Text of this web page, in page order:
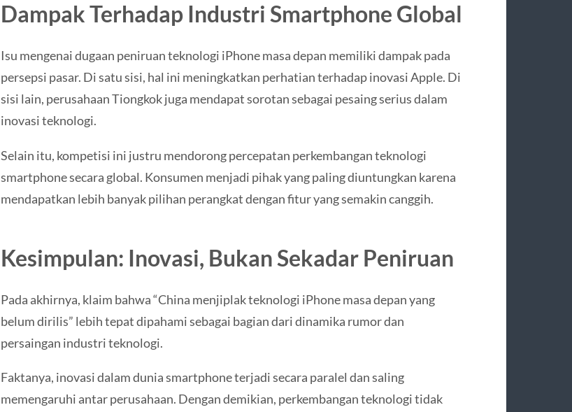
Dampak Terhadap Industri Smartphone Global
Isu mengenai dugaan peniruan teknologi iPhone masa depan memiliki dampak pada
persepsi pasar. Di satu sisi, hal ini meningkatkan perhatian terhadap inovasi Apple. Di
sisi lain, perusahaan Tiongkok juga mendapat sorotan sebagai pesaing serius dalam
inovasi teknologi.
Selain itu, kompetisi ini justru mendorong percepatan perkembangan teknologi
smartphone secara global. Konsumen menjadi pihak yang paling diuntungkan karena
mendapatkan lebih banyak pilihan perangkat dengan fitur yang semakin canggih.
Kesimpulan: Inovasi, Bukan Sekadar Peniruan
Pada akhirnya, klaim bahwa “China menjiplak teknologi iPhone masa depan yang
belum dirilis” lebih tepat dipahami sebagai bagian dari dinamika rumor dan
persaingan industri teknologi.
Faktanya, inovasi dalam dunia smartphone terjadi secara paralel dan saling
memengaruhi antar perusahaan. Dengan demikian, perkembangan teknologi tidak